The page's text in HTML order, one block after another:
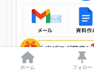
ホーム フォロー